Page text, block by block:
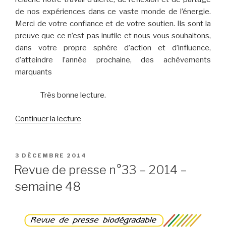
de nos expériences dans ce vaste monde de l’énergie.
Merci de votre confiance et de votre soutien. Ils sont la
preuve que ce n’est pas inutile et nous vous souhaitons,
dans votre propre sphère d’action et d’influence,
d’atteindre l’année prochaine, des achèvements
marquants
Très bonne lecture.
Continuer la lecture
n°15
–
PUBLIÉ
LE
3 DÉCEMBRE 2014
Revue de presse n°33 – 2014 –
semaine 48